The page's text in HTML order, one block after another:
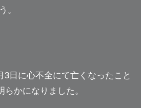
。
3日に心不全にて亡くなったこと
らかになりました。